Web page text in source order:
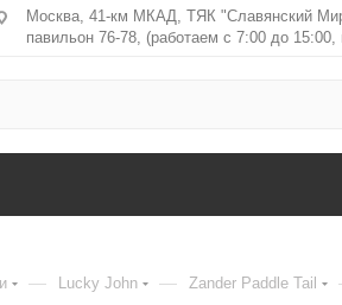
Москва, 41-км МКАД, ТЯК "Славянский
павильон 76-78, (работаем с 7:00 до 15:00,
— Lucky John — Zander Paddle Tail